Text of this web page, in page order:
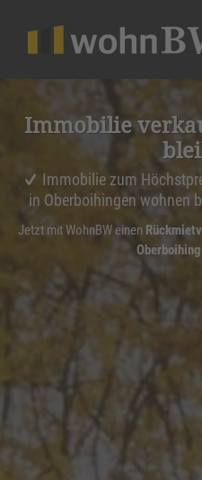
Immobilie
Immobilie zum
in Oberboihingen wohnen
Jetzt mit WohnBW einen